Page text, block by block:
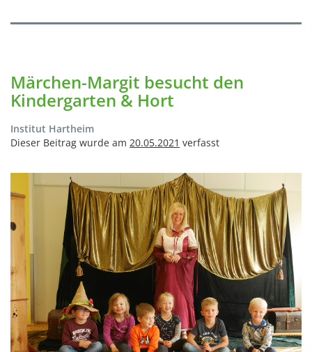
Märchen-Margit besucht den
Kindergarten & Hort
Institut Hartheim
Dieser Beitrag wurde am 20.05.2021 verfasst